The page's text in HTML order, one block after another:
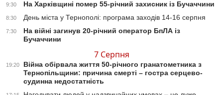
9:30 На Харківщині помер 55-річний захисник із Бучаччини
8:30 День міста у Тернополі: програма заходів 14-16 серпня
7:30
На війні загинув 20-річний оператор БпЛА із
Бучаччини
7 Серпня
19:20
Війна обірвала життя 50-річного гранатометника з
Тернопільщини: причина смерті – гостра серцево-
судинна недостатність